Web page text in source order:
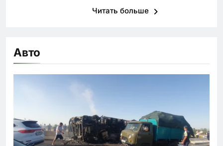
Читать больше
Авто